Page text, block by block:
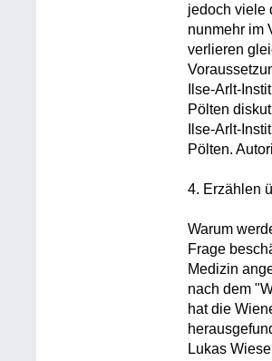
jedoch viele
nunmehr im
verlieren
Ilse-Arlt-
Pölten
Ilse-Arlt-
Pölten.
4. Erzählen
Warum
Frage
Medizin
nach dem
hat die
Lukas